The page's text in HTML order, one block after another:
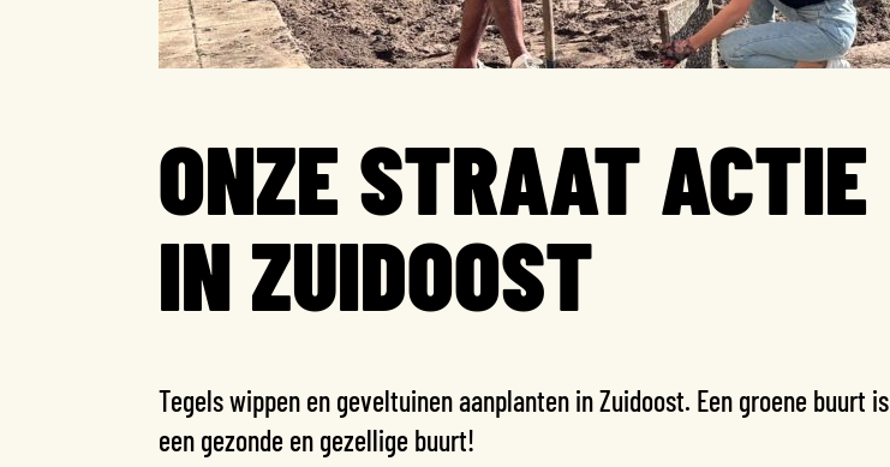
ONZE STRAAT ACTIE
IN ZUIDOOST
Tegels wippen en geveltuinen aanplanten in Zuidoost. Een groene buurt is
een gezonde en gezellige buurt!